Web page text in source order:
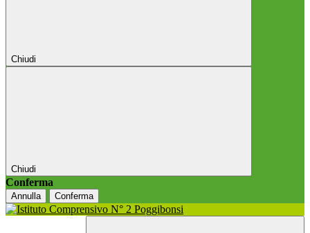
Chiudi
Chiudi
Conferma
Annulla Conferma